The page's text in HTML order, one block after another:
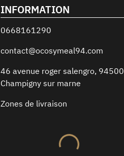
INFORMATION
0668161290
contact@ocosymeal94.com
46 avenue roger salengro, 94500
Champigny sur marne
Zones de livraison